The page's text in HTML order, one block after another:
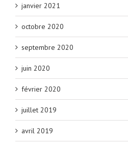
janvier 2021
octobre 2020
septembre 2020
juin 2020
février 2020
juillet 2019
avril 2019